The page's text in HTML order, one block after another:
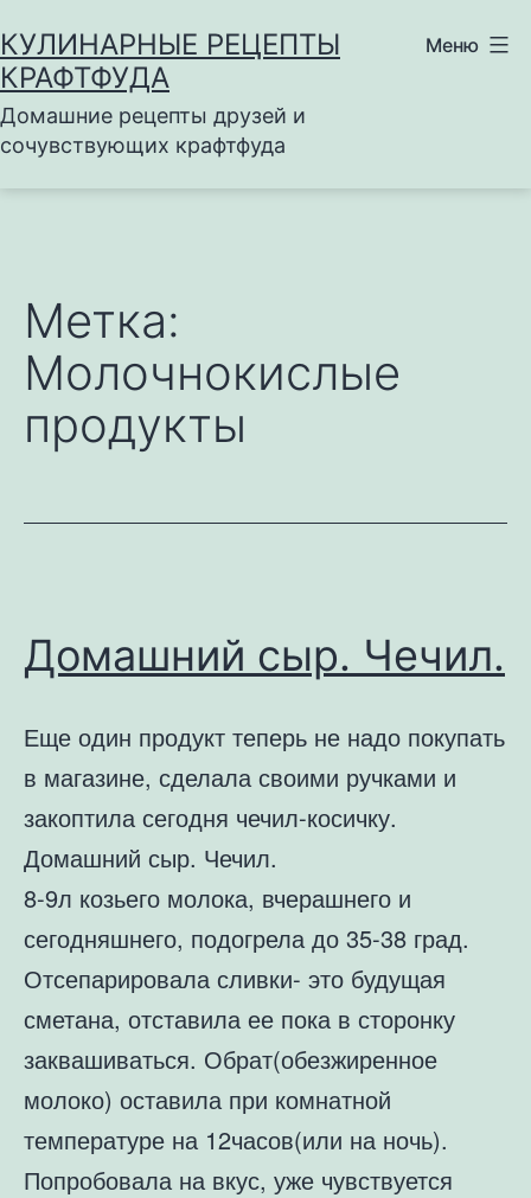
к
содержимому
КУЛИНАРНЫЕ РЕЦЕПТЫ
КРАФТФУДА
Домашние рецепты друзей и
сочувствующих крафтфуда
Меню
Метка:
Молочнокислые
продукты
Домашний сыр. Чечил.
Еще один продукт теперь не надо покупать
в магазине, сделала своими ручками и
закоптила сегодня чечил-косичку.
Домашний сыр. Чечил.
8-9л козьего молока, вчерашнего и
сегодняшнего, подогрела до 35-38 град.
Отсепарировала сливки- это будущая
сметана, отставила ее пока в сторонку
заквашиваться. Обрат(обезжиренное
молоко) оставила при комнатной
температуре на 12часов(или на ночь).
Попробовала на вкус, уже чувствуется